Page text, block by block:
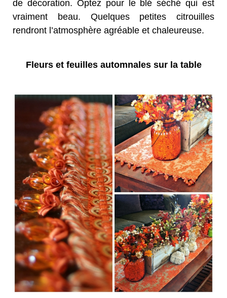
de décoration. Optez pour le blé séché qui est
vraiment beau. Quelques petites citrouilles
rendront l’atmosphère agréable et chaleureuse.
Fleurs et feuilles automnales sur la table